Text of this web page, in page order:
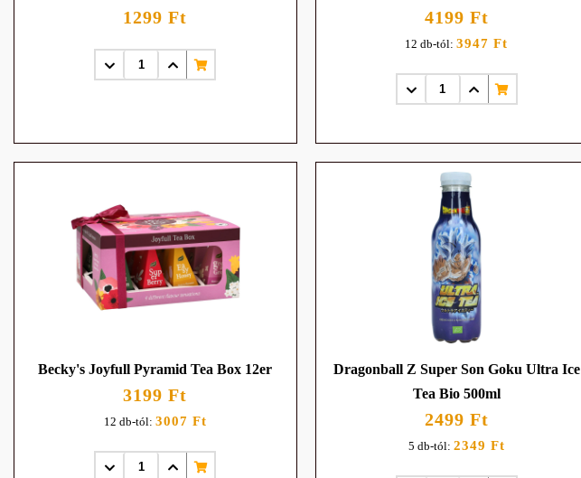
1299 Ft 4199 Ft
12 db-tól:3947 Ft
Becky's Joyfull Pyramid Tea Box 12er
3199 Ft
12 db-tól: 3007 Ft
Dragonball Z Super Son Goku Ultra Ice
Tea Bio 500ml
2499 Ft
5 db-tól: 2349 Ft